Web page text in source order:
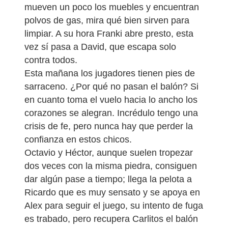
mueven un poco los muebles y encuentran
polvos de gas, mira qué bien sirven para
limpiar. A su hora Franki abre presto, esta
vez sí pasa a David, que escapa solo
contra todos.
Esta mañana los jugadores tienen pies de
sarraceno. ¿Por qué no pasan el balón? Si
en cuanto toma el vuelo hacia lo ancho los
corazones se alegran. Incrédulo tengo una
crisis de fe, pero nunca hay que perder la
confianza en estos chicos.
Octavio y Héctor, aunque suelen tropezar
dos veces con la misma piedra, consiguen
dar algún pase a tiempo; llega la pelota a
Ricardo que es muy sensato y se apoya en
Alex para seguir el juego, su intento de fuga
es trabado, pero recupera Carlitos el balón